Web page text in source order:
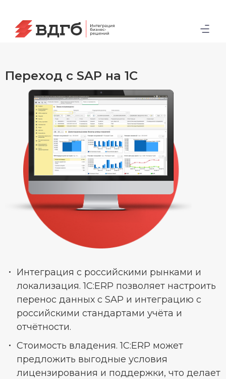
Переход с SAP на 1C
Интеграция с российскими рынками и
локализация. 1С:ERP позволяет настроить
перенос данных с SAP и интеграцию с
российскими стандартами учёта и
отчётности.
Стоимость владения. 1С:ERP может
предложить выгодные условия
лицензирования и поддержки, что делает